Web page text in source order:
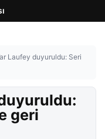
Laufey duyuruldu: Seri
geri